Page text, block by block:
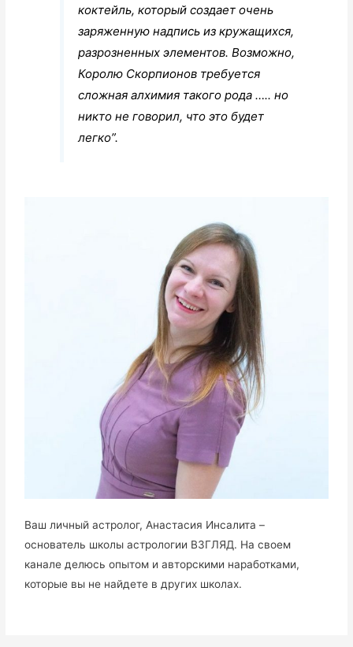
коктейль, который создает очень
заряженную надпись из кружащихся,
разрозненных элементов. Возможно,
Королю Скорпионов требуется
сложная алхимия такого рода ….. но
никто не говорил, что это будет
легко”.
Ваш личный астролог, Анастасия Инсалита –
основатель школы астрологии ВЗГЛЯД. На своем
канале делюсь опытом и авторскими наработками,
которые вы не найдете в других школах.